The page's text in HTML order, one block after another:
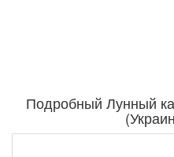
Подробный Лунный